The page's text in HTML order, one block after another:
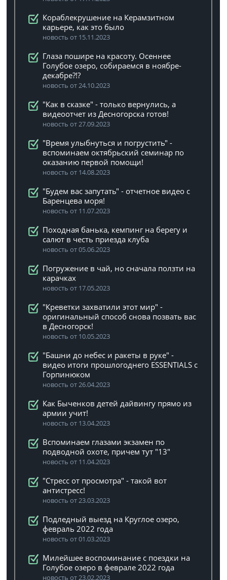
Кораблекрушение на Керамзитном
карьере, как это было
новость от 15.11.2023
Глаза пошире на красоту. Осеннее
Голубое озеро, собираемся в ноябре-
декабре?!?
новость от 24.10.2023
"Как в сказке" - только вернулись, а
видеоотчет из Десногорска готов!
новость от 27.09.2023
"Время улыбнуться и погрустить" -
вспоминаем октябрьский семинар по
оказанию первой помощи!
новость от 14.08.2023
"Будем вас запутать" - отчетное видео с
Баренцева моря!
новость от 11.07.2023
Походная банька, кемпинг на берегу и
салют в честь приезда клуба
новость от 05.06.2023
Погружение в чай, но сначала ползти на
карачках
новость от 17.05.2023
"Креветки захватили этот мир" -
оригинальный способ снова позвать вас
в Десногорск!
новость от 10.05.2023
"Башни до небес и ракеты в руке" -
видео итоги прошлогоднего ESSENTIALS с
Горпинюком
новость от 26.04.2023
Как Быченков детей дайвингу прямо из
армии учит!
новость от 13.04.2023
Вспоминаем глазами экзамен по
подводной охоте, причем тут "13"
новость от 11.04.2023
"Стресс от просмотра" - такой вот
антистресс!
новость от 23.03.2023
Подледный выезд на Круглое озеро,
февраль 2022 года
новость от 01.03.2023
Милейшее воспоминание с поездки на
Голубое озеро в феврале 2022 года
новость от 23.02.2023